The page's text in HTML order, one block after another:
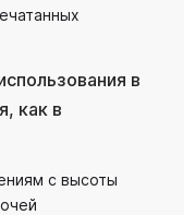
в
как в
с высоты